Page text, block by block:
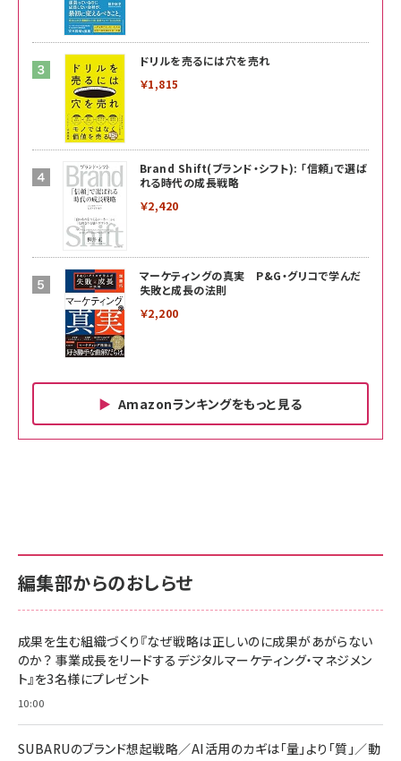
ドリルを売るには穴を売れ
￥1,815
Brand Shift(ブランド・シフト): 「信頼」で選ば
れる時代の成長戦略
￥2,420
マーケティングの真実 P&G・グリコで学んだ
失敗と成長の法則
￥2,200
Amazonランキングをもっと見る
￥880
anan(アンアン)2026/06/24号 No.2500増刊
スペシャルエディション[王道エンタメの矜持／
￥1,100
anan(アンアン)2026/07/08号 No.2502[2026
￥880
サポート正規品 メーカー保証5年 KLMEA128G
NIMASO ガラスフィルム iPhone 17 用 保護フィ
すい ガイド枠付き いPhone17 (6.3インチ) 対応
2枚セット DSP25F1698
￥1,599
￥6,980
サポート正規品 メーカー保証5年 KLMEA128G
Amazon eギフトカード - Amazonロゴ - クラ
￥5,000
Anker PowerLine III Flow USB-C & USB-C
Pro/Air 各種対応 (1.8m ミッドナイトブラック)
￥1,890
編集部からのおしらせ
成果を生む組織づくり『なぜ戦略は正しいのに成果があがらない
のか？ 事業成長をリードするデジタルマーケティング・マネジメン
ト』を3名様にプレゼント
10:00
SUBARUのブランド想起戦略／AI活用のカギは「量」より「質」／動